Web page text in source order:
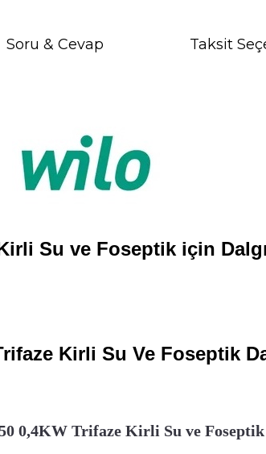
Soru & Cevap Taksit
Su ve Foseptik için
Kirli Su Ve Foseptik
0,4KW Trifaze Kirli Su ve Foseptik